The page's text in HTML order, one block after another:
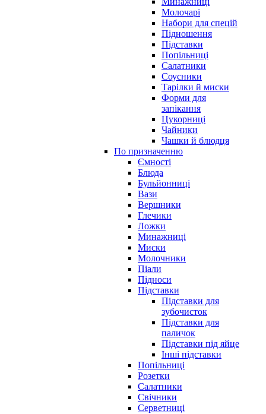
Молочарі
Набори для спецій
Підношення
Підставки
Попільниці
Салатники
Соусники
Тарілки й миски
Форми для
запікання
Цукорниці
Чайники
Чашки й блюдця
По призначенню
Ємності
Блюда
Бульйонниці
Вази
Вершники
Глечики
Ложки
Минажниці
Миски
Молочники
Піали
Підноси
Підставки
Підставки для
зубочисток
Підставки для
паличок
Підставки під яйце
Інші підставки
Попільниці
Розетки
Салатники
Свічники
Серветниці